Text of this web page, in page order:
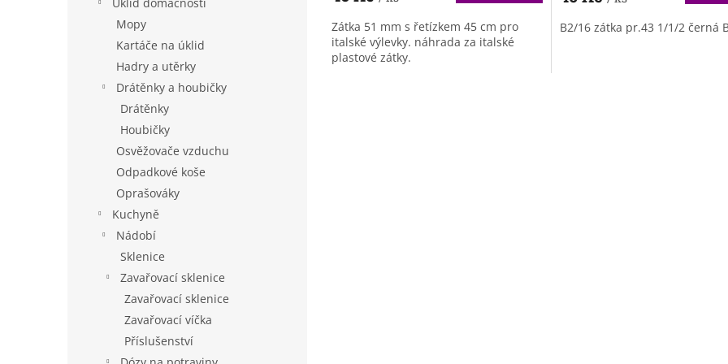
Mopy
Kartáče na úklid
Hadry a utěrky
Drátěnky a houbičky
Drátěnky
Houbičky
Osvěžovače vzduchu
Odpadkové koše
Oprašováky
Kuchyně
Nádobí
Sklenice
Zavařovací sklenice
Zavařovací sklenice
Zavařovací víčka
Příslušenství
Zátka 51 mm s řetízkem 45 cm pro
italské výlevky. náhrada za italské
plastové zátky.
B2/16 zátka pr.43 1/1/2 černá